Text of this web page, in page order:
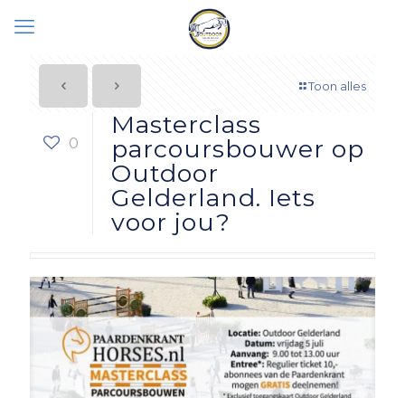
Toon alles
0
Masterclass
parcoursbouwer op
Outdoor
Gelderland. Iets
voor jou?